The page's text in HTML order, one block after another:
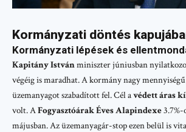
Kormányzati döntés
Kormányzati lépések és
Kapitány Istvánminiszter júniusban
végéig is maradhat. A kormány nagy
üzemanyagot szabadított fel. Cél avédett áras
volt. AFogyasztóárak Éves Alapindexe
májusban. Az üzemanyagár-stop ezen belül is